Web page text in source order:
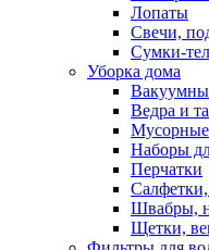
Лопаты
Свечи,
Сумки-
Уборка дома
Ведра и
Мусорные
Наборы
Перчатки
Швабры,
Щетки,